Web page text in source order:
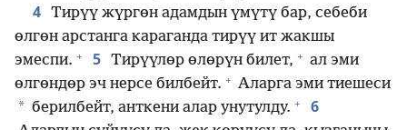
4 Тирүү жүргөн адамдын үмүтү бар, себеби
өлгөн арстанга караганда тирүү ит жакшы
эмеспи. + 5 Тирүүлөр өлөрүн билет, + ал эми
өлгөндөр эч нерсе билбейт. + Аларга эми тиешеси
* берилбейт, анткени алар унутулду. + 6